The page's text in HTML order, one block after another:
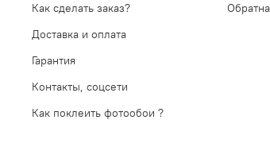
Как сделать заказ?
Доставка и оплата
Гарантия
Контакты, соцсети
Как поклеить фотообои ?